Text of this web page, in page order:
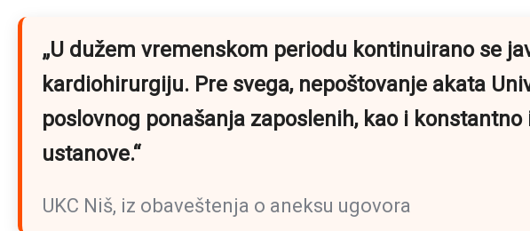
„U dužem vremenskom periodu kontinuirano se
kardiohirurgiju. Pre svega, nepoštovanje akata
poslovnog ponašanja zaposlenih, kao i
ustanove.“
UKC Niš, iz obaveštenja o aneksu ugovora